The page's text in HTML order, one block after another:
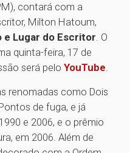
contará com a
Milton Hatoum,
e Lugar do Escritor. O
quinta-feira, 17 de
será pelo YouTube.
renomadas como Dois
de fuga, e já
e 2006, e o prêmio
em 2006. Além de